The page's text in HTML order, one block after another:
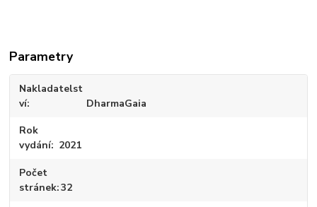
Parametry
Nakladatelst
ví
DharmaGaia
Rok
vydání
2021
Počet
stránek 32